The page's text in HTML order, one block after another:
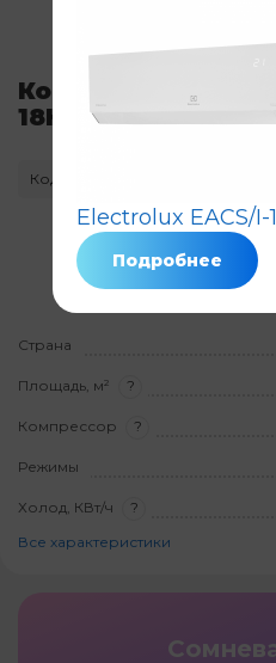
Кондиционер
18HG-MILK2/N8
Код: 8548
Гарантия 3
На установку
Страна
Площадь, м² ?
Компрессор ?
Режимы
Холод, КВт/ч ?
Все характеристики
Electrolux EACS/I-
Подробнее